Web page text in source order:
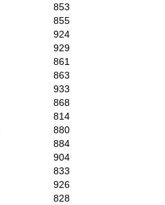
853
855
924
929
861
863
933
868
814
880
884
904
833
926
828